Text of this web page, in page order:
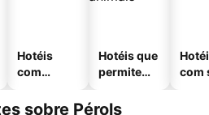
Hotéis
com
Hotéis que
permitem
com
sobre Pérols